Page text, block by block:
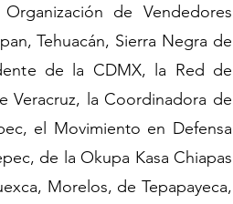
de Vendedores
Tehuacán, Sierra Negra de
de la CDMX, la Red de
Veracruz, la Coordinadora de
el Movimiento en Defensa
de la Okupa Kasa Chiapas
Morelos, de Tepapayeca,